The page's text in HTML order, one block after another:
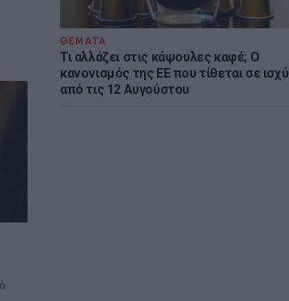
ΘΕΜΑΤΑ
Τι αλλάζει στις κάψουλες καφέ; Ο
κανονισμός της ΕΕ που τίθεται σε ισχύ
από τις 12 Αυγούστου